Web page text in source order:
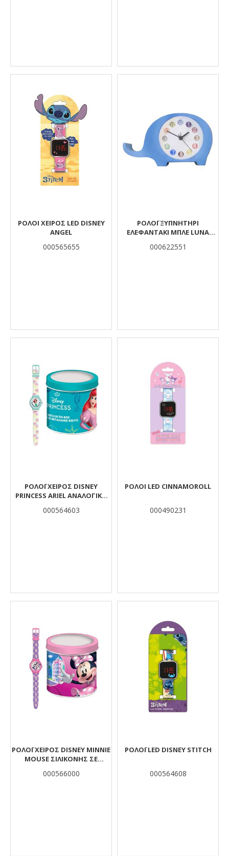
ΡΟΛΟΙ ΧΕΙΡΌΣ LED DISNEY
ANGEL
000565655
ΡΟΛΌΙ ΞΥΠΝΗΤΉΡΙ
ΕΛΕΦΑΝΤΆΚΙ ΜΠΛΕ LUNA
000622551
ΡΟΛΌΙ ΧΕΙΡΌΣ DISNEY
PRINCESS ARIEL ΑΝΑΛΟΓΙΚΌ
000564603
ΡΟΛΟΙ LED CIΝNAMOROLL
000490231
ΡΟΛΌΙ ΧΕΙΡΌΣ DISNEY MINNIE
MOUSE ΣΙΛΙΚΌΝΗΣ ΣΕ
000566000
ΡΟΛΌΙ LED DISNEY STITCH
000564608